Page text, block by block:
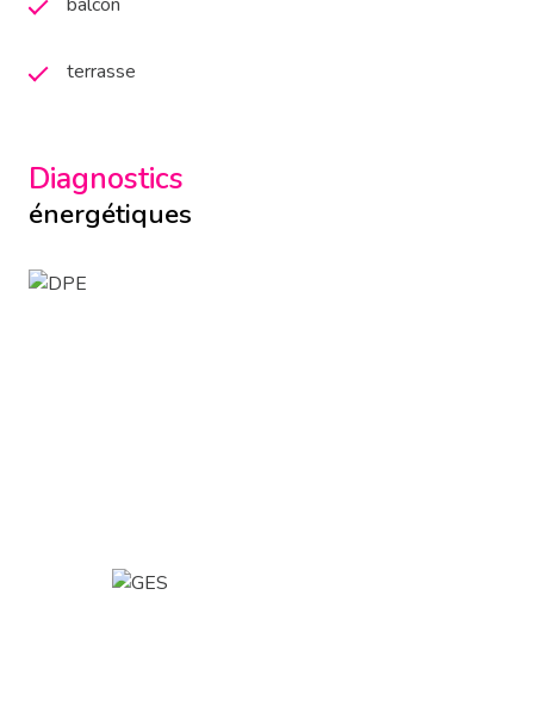
terrasse
Diagnostics
énergétiques